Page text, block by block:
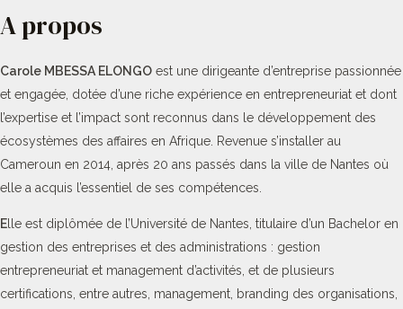
A propos
Carole MBESSA ELONGO est une dirigeante d’entreprise passionnée
et engagée, dotée d’une riche expérience en entrepreneuriat et dont
l’expertise et l’impact sont reconnus dans le développement des
écosystèmes des affaires en Afrique. Revenue s’installer au
Cameroun en 2014, après 20 ans passés dans la ville de Nantes où
elle a acquis l’essentiel de ses compétences.
E lle est diplômée de l’Université de Nantes, titulaire d’un Bachelor en
gestion des entreprises et des administrations : gestion
entrepreneuriat et management d’activités, et de plusieurs
certifications, entre autres, management, branding des organisations,